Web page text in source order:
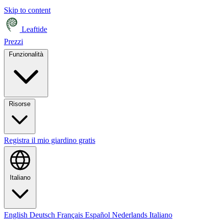
Skip to content
Leaftide
Prezzi
Funzionalità
Registra il mio giardino gratis
Italiano
English Deutsch Français Español Nederlands Italiano